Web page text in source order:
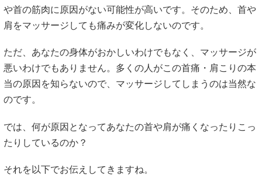
や首の筋肉に原因がない可能性が高いです。そのため、首や
肩をマッサージしても痛みが変化しないのです。
ただ、あなたの身体がおかしいわけでもなく、マッサージが
悪いわけでもありません。多くの人がこの首痛・肩こりの本
当の原因を知らないので、マッサージしてしまうのは当然な
のです。
では、何が原因となってあなたの首や肩が痛くなったりこっ
たりしているのか？
それを以下でお伝えしてきますね。